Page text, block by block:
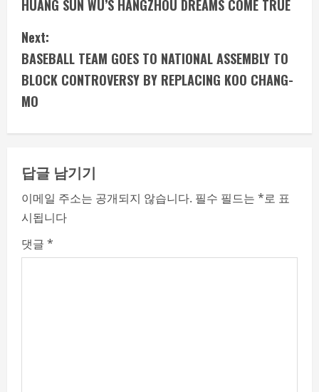
n
t
i
n
e
R
e
a
HUANG SUN WU’S HANGZHOU DREAMS COME TRUE
Next:
BASEBALL TEAM GOES TO NATIONAL ASSEMBLY TO
BLOCK CONTROVERSY BY REPLACING KOO CHANG-
MO
답글 남기기
이메일 주소는 공개되지 않습니다. 필수 필드는 *로 표
시됩니다
댓글 *